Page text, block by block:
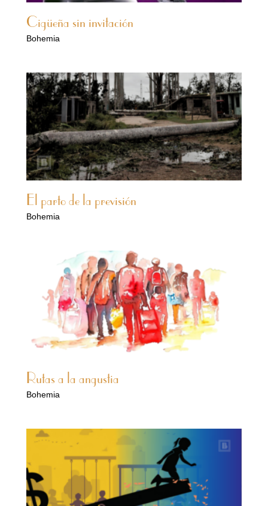
Cigüeña sin invitación
Bohemia
El parto de la previsión
Bohemia
Rutas a la angustia
Bohemia